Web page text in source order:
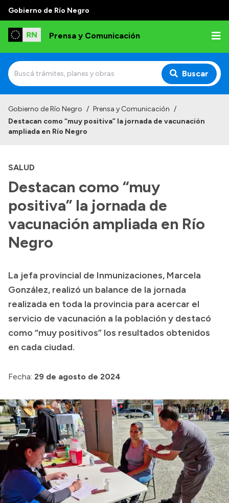
Gobierno de Río Negro
Prensa y Comunicación
Buscar
Institucional
Referentes de prensa
Archivo de noticias
Transparencia
Presupuesto
Compras y licitaciones
Consulta de expedientes
Consulta de pago a proveedores
Convocatorias
Intranet
Gobierno de Río Negro / Prensa y Comunicación /
Destacan como “muy positiva” la jornada de vacunación
ampliada en Río Negro
SALUD
Destacan como “muy
positiva” la jornada de
vacunación ampliada en Río
Negro
La jefa provincial de Inmunizaciones, Marcela
González, realizó un balance de la jornada
realizada en toda la provincia para acercar el
servicio de vacunación a la población y destacó
como “muy positivos” los resultados obtenidos
en cada ciudad.
Fecha: 29 de agosto de 2024